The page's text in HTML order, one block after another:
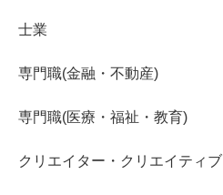
士業
専門職(金融・不動産)
専門職(医療・福祉・教育)
クリエイター・クリエイティブ